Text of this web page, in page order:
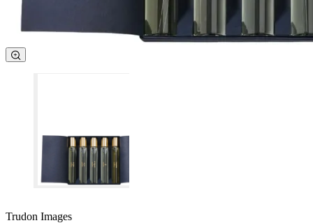
Trudon Images